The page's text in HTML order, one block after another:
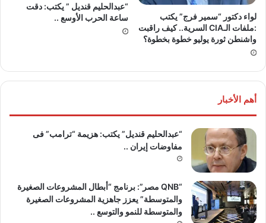
لواء دكتور “سمير فرج” يكتب
:ملفات الـCIA السرية.. كيف راقبت
واشنطن ثورة يوليو خطوة بخطوة؟
“عبدالحليم قنديل ” يكتب: دقت
ساعة الحرب الأوسع ..
أهم الأخبار
“عبدالحليم قنديل” يكتب: هزيمة “ترامب” فى
مفاوضات إيران ..
“QNB مصر”: برنامج “أبطال المشروعات الصغيرة
والمتوسطة” يعزز جاهزية المشروعات الصغيرة
والمتوسطة للنمو والتوسع ..